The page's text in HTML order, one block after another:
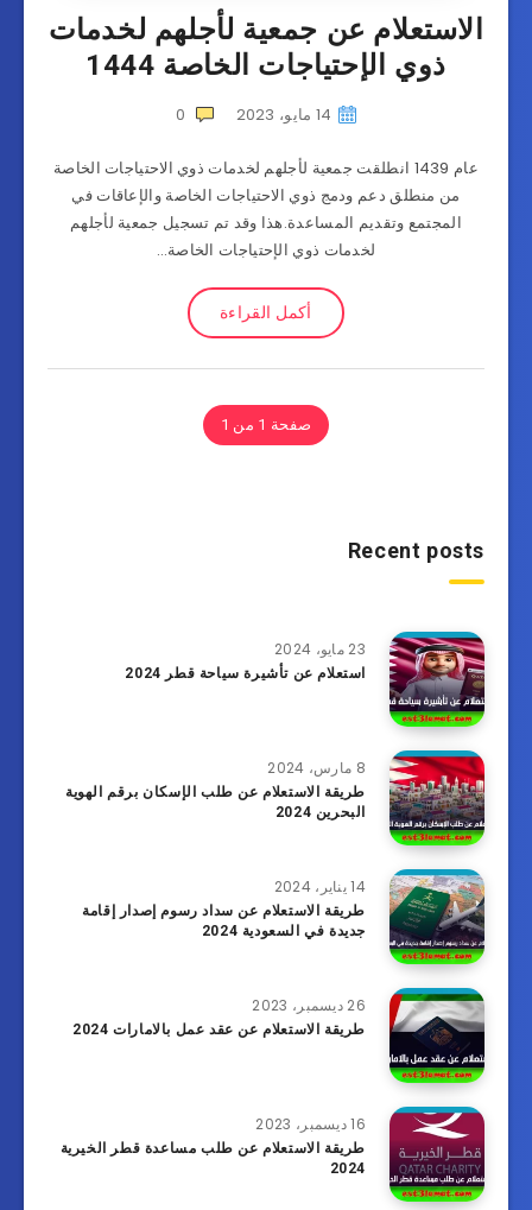
الاستعلام عن جمعية لأجلهم لخدمات
ذوي الإحتياجات الخاصة 1444
14 مايو، 2023 0
عام 1439 انطلقت جمعية لأجلهم لخدمات ذوي الاحتياجات الخاصة
من منطلق دعم ودمج ذوي الاحتياجات الخاصة والإعاقات في
المجتمع وتقديم المساعدة.هذا وقد تم تسجيل جمعية لأجلهم
لخدمات ذوي الإحتياجات الخاصة…
أكمل القراءة
صفحة 1 من 1
Recent posts
23 مايو، 2024
استعلام عن تأشيرة سياحة قطر 2024
8 مارس، 2024
طريقة الاستعلام عن طلب الإسكان برقم الهوية
البحرين 2024
14 يناير، 2024
طريقة الاستعلام عن سداد رسوم إصدار إقامة
جديدة في السعودية 2024
26 ديسمبر، 2023
طريقة الاستعلام عن عقد عمل بالامارات 2024
16 ديسمبر، 2023
طريقة الاستعلام عن طلب مساعدة قطر الخيرية
2024